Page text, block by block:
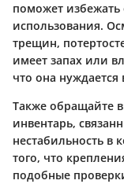
поможет избежать
использования.
трещин,
имеет запах или
что она
Также обращайте
инвентарь,
нестабильность в
того, что
подобные